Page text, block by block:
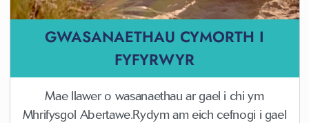
GWASANAETHAU CYMORTH I
FYFYRWYR
Mae llawer o wasanaethau ar gael i chi ym
Mhrifysgol Abertawe.Rydym am eich cefnogi i gael